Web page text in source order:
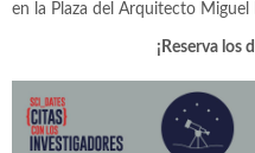
en la Plaza del Arquitecto Miguel
¡Reserva los